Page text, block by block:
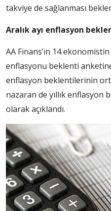
takviye de sağlanması
Aralık ayı enflasyon
AA Finans’ın 14
enflasyonu beklenti
enflasyon beklentilerinin
nazaran de yıllık enflasyon
olarak açıklandı.